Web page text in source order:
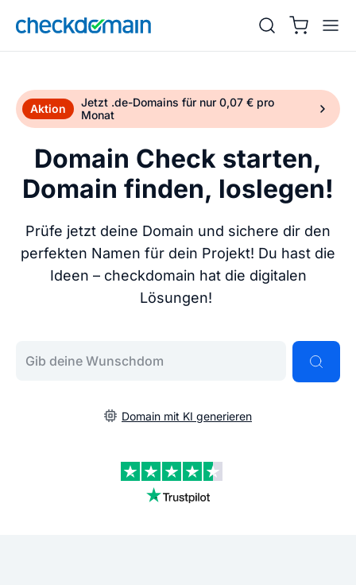
Aktion
Jetzt .de-Domains für nur 0,07 € pro
Monat
Domain Check starten,
Domain finden, loslegen!
Prüfe jetzt deine Domain und sichere dir den
perfekten Namen für dein Projekt! Du hast die
Ideen – checkdomain hat die digitalen
Lösungen!
Domain mit KI generieren